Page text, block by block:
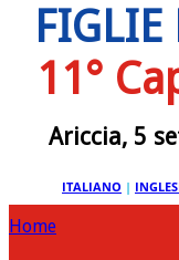
11°
Ariccia, 5
ITALIANO |
Home